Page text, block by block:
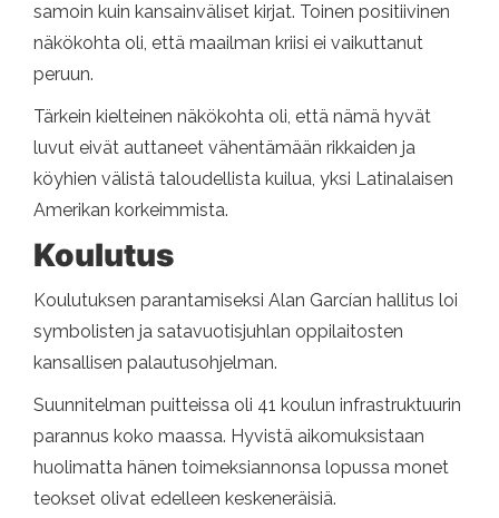
samoin kuin kansainväliset kirjat. Toinen positiivinen
näkökohta oli, että maailman kriisi ei vaikuttanut
peruun.
Tärkein kielteinen näkökohta oli, että nämä hyvät
luvut eivät auttaneet vähentämään rikkaiden ja
köyhien välistä taloudellista kuilua, yksi Latinalaisen
Amerikan korkeimmista.
Koulutus
Koulutuksen parantamiseksi Alan Garcían hallitus loi
symbolisten ja satavuotisjuhlan oppilaitosten
kansallisen palautusohjelman.
Suunnitelman puitteissa oli 41 koulun infrastruktuurin
parannus koko maassa. Hyvistä aikomuksistaan ​​
huolimatta hänen toimeksiannonsa lopussa monet
teokset olivat edelleen keskeneräisiä.